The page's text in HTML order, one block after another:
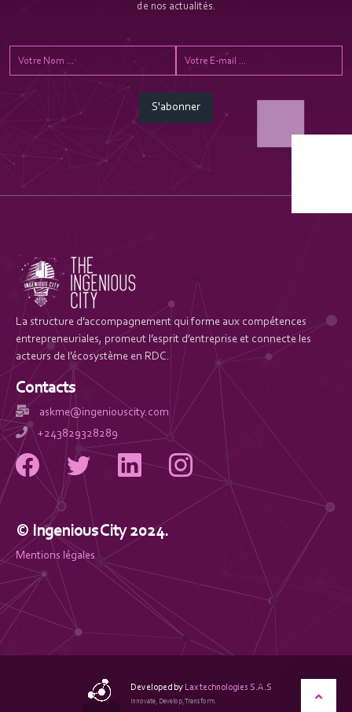
de nos actualités.
S'abonner
La structure d’accompagnement qui forme aux compétences
entrepreneuriales, promeut l’esprit d’entreprise et connecte les
acteurs de l’écosystème en RDC.
Contacts
askme@ingeniouscity.com
+243829328289
© Ingenious City 2024.
Mentions légales
Developed by Lax technologies S.A.S
Innovate, Develop, Transform.